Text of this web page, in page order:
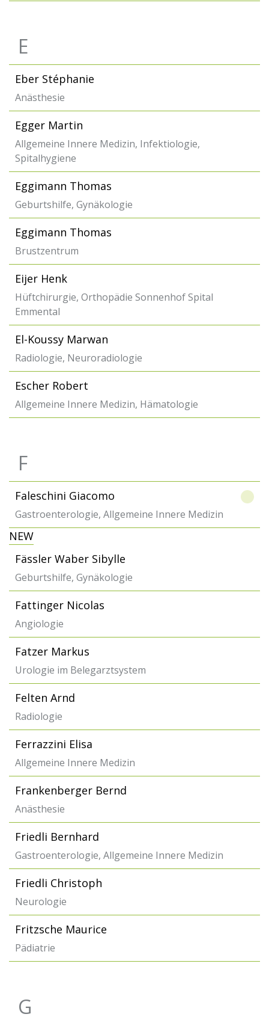
E
Eber Stéphanie
Anästhesie
Egger Martin
Allgemeine Innere Medizin, Infektiologie,
Spitalhygiene
Eggimann Thomas
Geburtshilfe, Gynäkologie
Eggimann Thomas
Brustzentrum
Eijer Henk
Hüftchirurgie, Orthopädie Sonnenhof Spital
Emmental
El-Koussy Marwan
Radiologie, Neuroradiologie
Escher Robert
Allgemeine Innere Medizin, Hämatologie
F
Faleschini Giacomo
Gastroenterologie, Allgemeine Innere Medizin
NEW
Fässler Waber Sibylle
Geburtshilfe, Gynäkologie
Fattinger Nicolas
Angiologie
Fatzer Markus
Urologie im Belegarztsystem
Felten Arnd
Radiologie
Ferrazzini Elisa
Allgemeine Innere Medizin
Frankenberger Bernd
Anästhesie
Friedli Bernhard
Gastroenterologie, Allgemeine Innere Medizin
Friedli Christoph
Neurologie
Fritzsche Maurice
Pädiatrie
G